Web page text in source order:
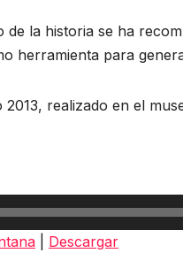
la historia se ha
herramienta para
realizado en el
Descargar